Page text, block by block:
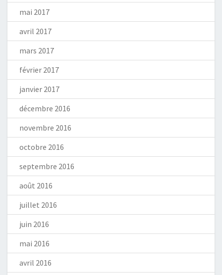
mai 2017
avril 2017
mars 2017
février 2017
janvier 2017
décembre 2016
novembre 2016
octobre 2016
septembre 2016
août 2016
juillet 2016
juin 2016
mai 2016
avril 2016